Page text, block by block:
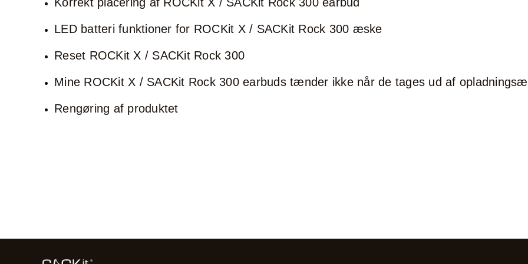
LED batteri funktioner for ROCKit X / SACKit Rock 300 æske
Reset ROCKit X / SACKit Rock 300
Mine ROCKit X / SACKit Rock 300 earbuds tænder ikke når de tages ud af
Rengøring af produktet